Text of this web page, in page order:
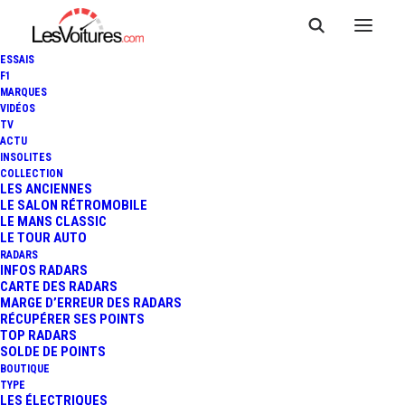
ESSAIS
F1
MARQUES
VIDÉOS
TV
ACTU
INSOLITES
COLLECTION
LES ANCIENNES
LE SALON RÉTROMOBILE
LE MANS CLASSIC
LE TOUR AUTO
RADARS
INFOS RADARS
CARTE DES RADARS
MARGE D’ERREUR DES RADARS
RÉCUPÉRER SES POINTS
TOP RADARS
SOLDE DE POINTS
BOUTIQUE
TYPE
LES ÉLECTRIQUES
28 avril 2019
FORMULA E : LA